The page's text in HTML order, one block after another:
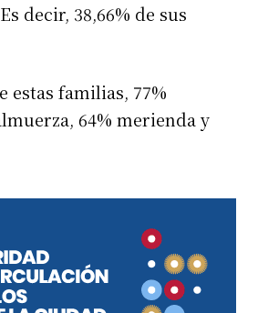
decir, 38,66% de sus
estas familias, 77%
64% merienda y